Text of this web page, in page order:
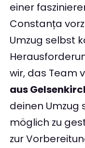
einer
Constanța
Umzug selbst
wir, das Team
aus
deinen Umzug
möglich zu
zur